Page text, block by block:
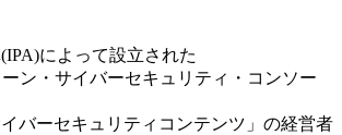
によって設立された
ン・サイバーセキュリティ・コンソー
イバーセキュリティコンテンツ」の経営者